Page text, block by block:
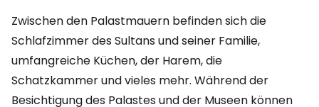
Zwischen den Palastmauern befinden sich die
Schlafzimmer des Sultans und seiner Familie,
umfangreiche Küchen, der Harem, die
Schatzkammer und vieles mehr. Während der
Besichtigung des Palastes und der Museen können